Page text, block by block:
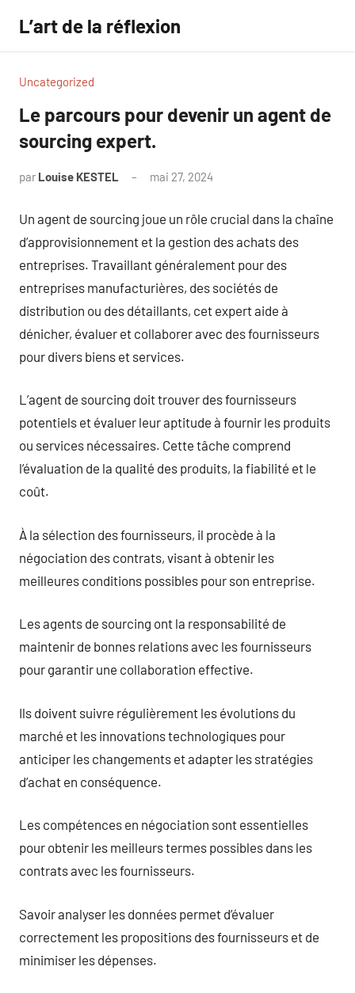
contenu
L’art de la réflexion
Uncategorized
Le parcours pour devenir un agent de
sourcing expert.
par Louise KESTEL mai 27, 2024
Un agent de sourcing joue un rôle crucial dans la chaîne
d’approvisionnement et la gestion des achats des
entreprises. Travaillant généralement pour des
entreprises manufacturières, des sociétés de
distribution ou des détaillants, cet expert aide à
dénicher, évaluer et collaborer avec des fournisseurs
pour divers biens et services.
L’agent de sourcing doit trouver des fournisseurs
potentiels et évaluer leur aptitude à fournir les produits
ou services nécessaires. Cette tâche comprend
l’évaluation de la qualité des produits, la fiabilité et le
coût.
À la sélection des fournisseurs, il procède à la
négociation des contrats, visant à obtenir les
meilleures conditions possibles pour son entreprise.
Les agents de sourcing ont la responsabilité de
maintenir de bonnes relations avec les fournisseurs
pour garantir une collaboration effective.
Ils doivent suivre régulièrement les évolutions du
marché et les innovations technologiques pour
anticiper les changements et adapter les stratégies
d’achat en conséquence.
Les compétences en négociation sont essentielles
pour obtenir les meilleurs termes possibles dans les
contrats avec les fournisseurs.
Savoir analyser les données permet d’évaluer
correctement les propositions des fournisseurs et de
minimiser les dépenses.